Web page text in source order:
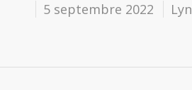
5 septembre 2022